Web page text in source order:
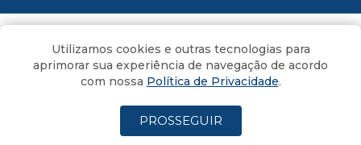
Todos os direitos reservados ao Portal 4oito
Utilizamos cookies e outras tecnologias para
aprimorar sua experiência de navegação de acordo
com nossa Política de Privacidade.
PROSSEGUIR